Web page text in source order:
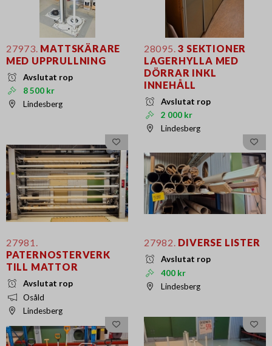
27973. MATTSKÄRARE
MED UPPRULLNING
Avslutat rop
8 500 kr
Lindesberg
28095. 3 SEKTIONER
LAGERHYLLA MED
DÖRRAR INKL
INNEHÅLL
Avslutat rop
2 000 kr
Lindesberg
27981.
PATERNOSTERVERK
TILL MATTOR
Avslutat rop
Osåld
Lindesberg
27982. DIVERSE LISTER
Avslutat rop
400 kr
Lindesberg